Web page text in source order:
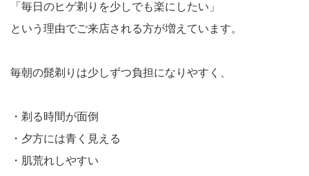
「毎日のヒゲ剃りを少しでも楽にしたい」
という理由でご来店される方が増えています。
毎朝の髭剃りは少しずつ負担になりやすく、
・剃る時間が面倒
・夕方には青く見える
・肌荒れしやすい